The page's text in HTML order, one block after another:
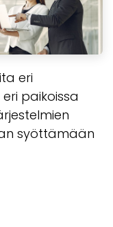
eri
paikoissa
syöttämään